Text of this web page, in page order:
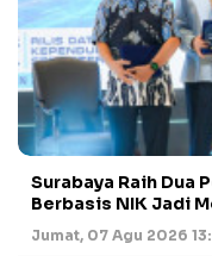
Surabaya Raih Dua
Berbasis NIK Jadi
Jumat, 07 Agu 2026